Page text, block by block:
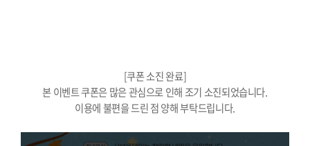
[쿠폰 소진 완료]
본 이벤트 쿠폰은 많은 관심으로 인해조기 소진되었습니다.
이용에 불편을 드린 점 양해 부탁드립니다.